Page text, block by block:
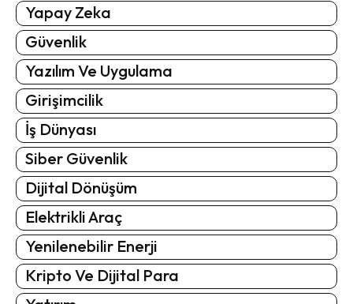
Yapay Zeka
Güvenlik
Yazılım Ve Uygulama
Girişimcilik
İş Dünyası
Siber Güvenlik
Dijital Dönüşüm
Elektrikli Araç
Yenilenebilir Enerji
Kripto Ve Dijital Para